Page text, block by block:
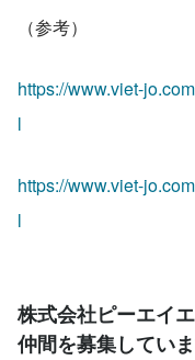
（参考）
https://www.viet-
l
https://www.viet-
l
株式会社ピーエイ
仲間を募集してい